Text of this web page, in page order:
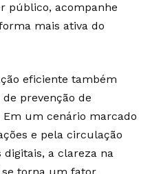
público, acompanhe
mais ativa do
eficiente também
prevenção de
um cenário marcado
e pela circulação
a clareza na
torna um fator